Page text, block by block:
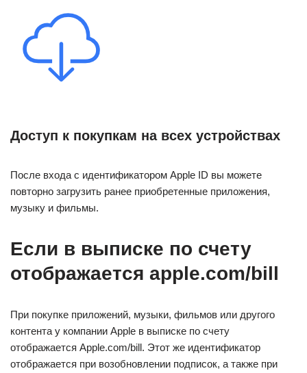
Доступ к покупкам на всех устройствах
После входа с идентификатором Apple ID вы можете
повторно загрузить ранее приобретенные приложения,
музыку и фильмы.
Если в выписке по счету
отображается apple.com/bill
При покупке приложений, музыки, фильмов или другого
контента у компании Apple в выписке по счету
отображается Apple.com/bill. Этот же идентификатор
отображается при возобновлении подписок, а также при